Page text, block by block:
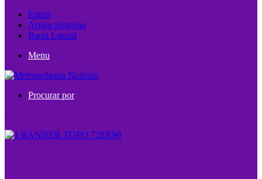
Entrar
Artigo aleatório
Barra Lateral
Menu
Procurar por
.